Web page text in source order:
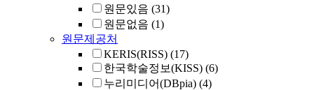
원문있음 (31)
원문없음 (1)
원문제공처
KERIS(RISS) (17)
한국학술정보(KISS) (6)
누리미디어(DBpia) (4)